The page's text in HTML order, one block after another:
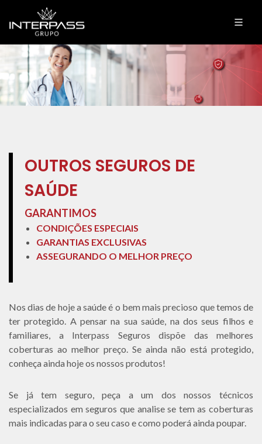
OUTROS SEGUROS DE
SAÚDE
GARANTIMOS
CONDIÇÕES ESPECIAIS
GARANTIAS EXCLUSIVAS
ASSEGURANDO O MELHOR PREÇO
Nos dias de hoje a saúde é o bem mais precioso que temos de
ter protegido. A pensar na sua saúde, na dos seus filhos e
familiares, a Interpass Seguros dispõe das melhores
coberturas ao melhor preço. Se ainda não está protegido,
conheça ainda hoje os nossos produtos!
Se já tem seguro, peça a um dos nossos técnicos
especializados em seguros que analise se tem as coberturas
mais indicadas para o seu caso e como poderá ainda poupar.